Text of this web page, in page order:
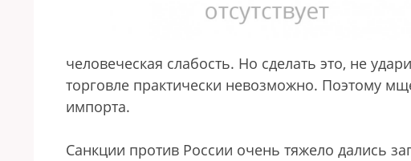
человеческая слабость. Но сделать это, не
торговле практически невозможно. Поэтому
импорта.
Санкции против России очень тяжело дались